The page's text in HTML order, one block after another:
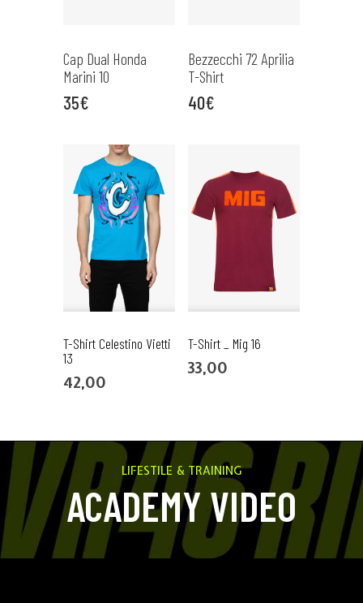
Cap Dual Honda
Marini 10
35€
Bezzecchi 72 Aprilia
T-Shirt
40€
T-Shirt Celestino Vietti
13
42,00
T-Shirt _ Mig 16
33,00
LIFESTILE & TRAINING
ACADEMY VIDEO